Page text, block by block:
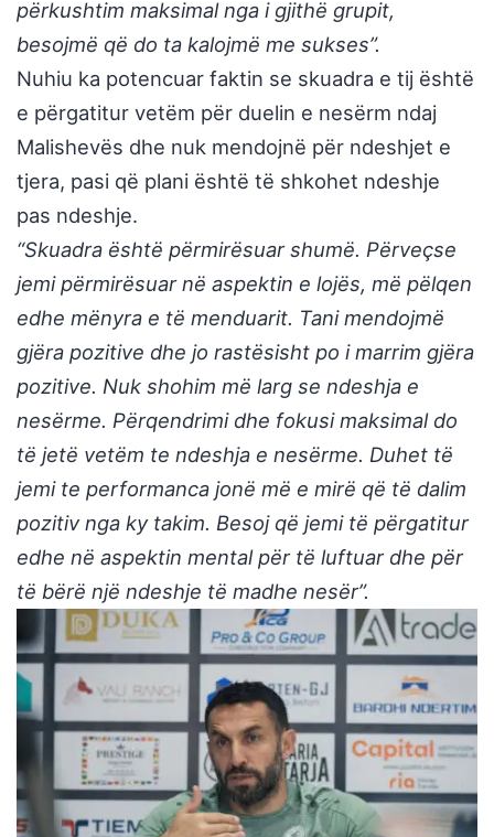
përkushtim maksimal nga i gjithë grupit,
besojmë që do ta kalojmë me sukses”.
Nuhiu ka potencuar faktin se skuadra e tij është
e përgatitur vetëm për duelin e nesërm ndaj
Malishevës dhe nuk mendojnë për ndeshjet e
tjera, pasi që plani është të shkohet ndeshje
pas ndeshje.
“Skuadra është përmirësuar shumë. Përveçse
jemi përmirësuar në aspektin e lojës, më pëlqen
edhe mënyra e të menduarit. Tani mendojmë
gjëra pozitive dhe jo rastësisht po i marrim gjëra
pozitive. Nuk shohim më larg se ndeshja e
nesërme. Përqendrimi dhe fokusi maksimal do
të jetë vetëm te ndeshja e nesërme. Duhet të
jemi te performanca jonë më e mirë që të dalim
pozitiv nga ky takim. Besoj që jemi të përgatitur
edhe në aspektin mental për të luftuar dhe për
të bërë një ndeshje të madhe nesër”.